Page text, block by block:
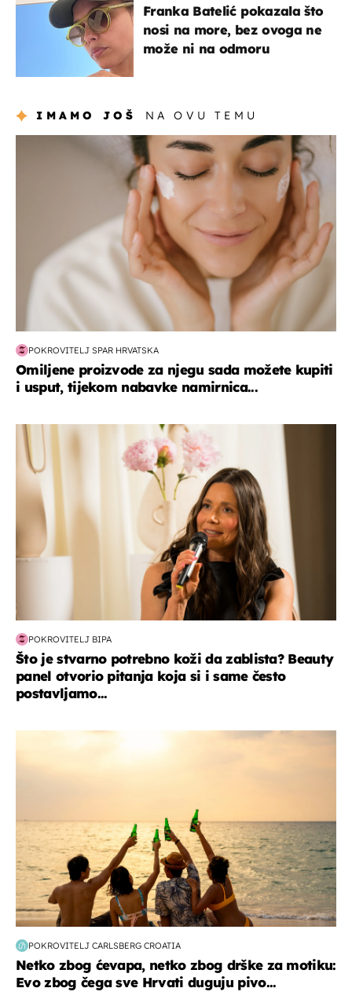
Franka Batelić pokazala što
nosi na more, bez ovoga ne
može ni na odmoru
IMAMO JOŠ NA OVU TEMU
moda & ljepota
POKROVITELJ SPAR HRVATSKA
Omiljene proizvode za njegu sada možete kupiti
i usput, tijekom nabavke namirnica...
moda & ljepota
POKROVITELJ BIPA
Što je stvarno potrebno koži da zablista? Beauty
panel otvorio pitanja koja si i same često
postavljamo...
POKROVITELJ CARLSBERG CROATIA
Netko zbog ćevapa, netko zbog drške za motiku:
Evo zbog čega sve Hrvati duguju pivo...